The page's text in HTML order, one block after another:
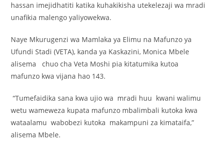
hassan imejidhatiti katika kuhakikisha utekelezaji wa mradi
unafikia malengo yaliyowekwa.
Naye Mkurugenzi wa Mamlaka ya Elimu na Mafunzo ya
Ufundi Stadi (VETA), kanda ya Kaskazini, Monica Mbele
alisema chuo cha Veta Moshi pia kitatumika kutoa
mafunzo kwa vijana hao 143.
“Tumefaidika sana kwa ujio wa mradi huu kwani walimu
wetu wameweza kupata mafunzo mbalimbali kutoka kwa
wataalamu wabobezi kutoka makampuni za kimataifa,”
alisema Mbele.